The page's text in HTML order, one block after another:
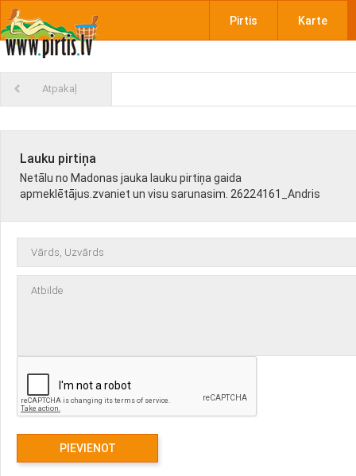
Pirtis Karte
Atpakaļ
Lauku pirtiņa
Netālu no Madonas jauka lauku pirtiņa gaida
apmeklētājus.zvaniet un visu sarunasim. 26224161_Andris